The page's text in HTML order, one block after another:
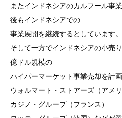
またインドネシアのカルフール事
後もインドネシアでの
事業展開を継続するとしています。
そして一方でインドネシアの小売
億ドル規模の
ハイパーマーケット事業売却を計
ウォルマート・ストアーズ（アメリ
カジノ・グループ（フランス）